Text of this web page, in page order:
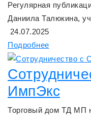
Регулярная
Даниила Талюкина,
24.07.2025
Подробнее
ИмпЭкс
Торговый дом ТД МП